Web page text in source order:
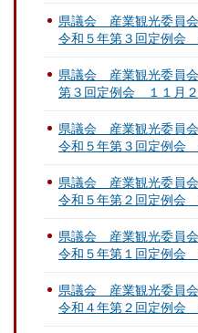
県議会 産業観光委員
令和５年第３回定例会
県議会 産業観光委員
第３回定例会 １１月
県議会 産業観光委員
令和５年第３回定例会
県議会 産業観光委員
令和５年第２回定例会
県議会 産業観光委員
令和５年第１回定例会
県議会 産業観光委員
令和４年第２回定例会